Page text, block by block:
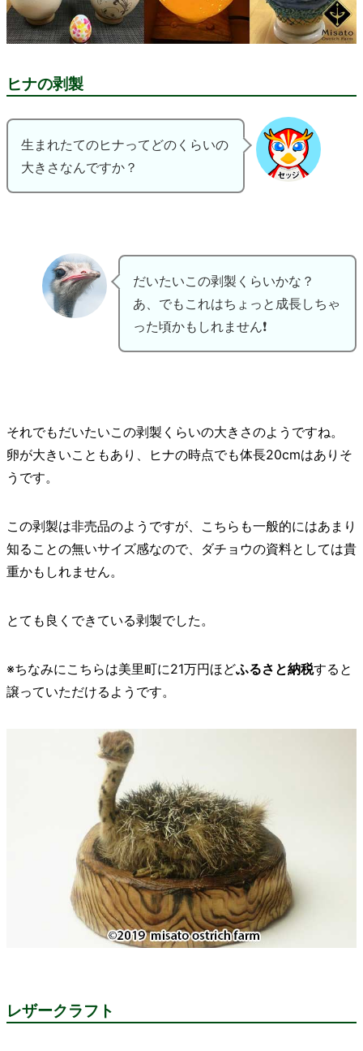
ヒナの剥製
生まれたてのヒナってどのくらいの
大きさなんですか？
だいたいこの剥製くらいかな？
あ、でもこれはちょっと成長しちゃ
った頃かもしれません❗
それでもだいたいこの剥製くらいの大きさのようですね。
卵が大きいこともあり、ヒナの時点でも体長20cmはありそ
うです。
この剥製は非売品のようですが、こちらも一般的にはあまり
知ることの無いサイズ感なので、ダチョウの資料としては貴
重かもしれません。
とても良くできている剥製でした。
※ちなみにこちらは美里町に21万円ほどふるさと納税すると
譲っていただけるようです。
レザークラフト